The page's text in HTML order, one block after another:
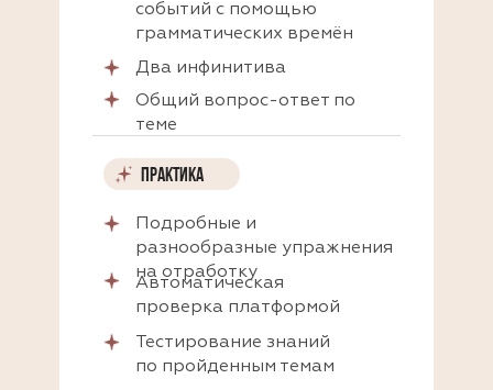
ПРАКТИКА
событий с помощью
грамматических времён
Два инфинитива
Общий вопрос-ответ по
теме
Тестирование знаний
по пройденным темам
Автоматическая
проверка платформой
Подробные и
разнообразные упражнения
на отработку
ПРАКТИКА